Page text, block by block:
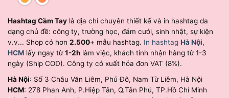
Hashtag Cầm Tay là địa chỉ chuyên thiết kế và in hashtag đa
dạng chủ đề: công ty, trường học, đám cưới, sinh nhật, sự kiện
v.v... Shop có hơn 2.500+ mẫu hashtag. In hashtag Hà Nội,
HCM lấy ngay từ1-2h làm việc, khách tỉnh nhận hàng từ 1-3
ngày (Ship COD). Công ty có xuất hóa đơn VAT (8%).
Hà Nội: Số 3 Châu Văn Liêm, Phú Đô, Nam Từ Liêm, Hà Nội
HCM: 278 Phan Anh, P.Hiệp Tân, Q.Tân Phú, TP.Hồ Chí Minh